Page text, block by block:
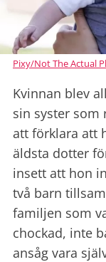
Pixy/Not The Actual
Kvinnan blev
sin syster som
att förklara att
äldsta dotter
insett att hon
två barn
familjen som
chockad, inte
ansåg vara